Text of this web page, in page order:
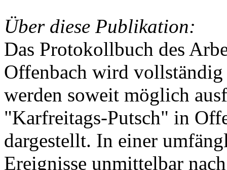
Über diese Publikation:
Das Protokollbuch des
Offenbach wird
werden soweit möglich
"Karfreitags-Putsch" in
dargestellt. In einer
Ereignisse unmittelbar